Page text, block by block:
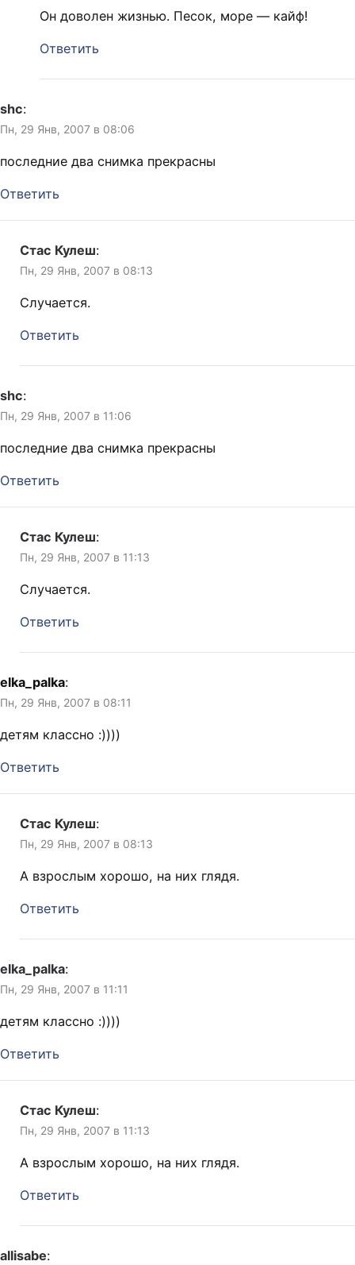
Он доволен жизнью. Песок, море — кайф!
Ответить
shc:
Пн, 29 Янв, 2007 в 08:06
последние два снимка прекрасны
Ответить
Стас Кулеш:
Пн, 29 Янв, 2007 в 08:13
Случается.
Ответить
shc:
Пн, 29 Янв, 2007 в 11:06
последние два снимка прекрасны
Ответить
Стас Кулеш:
Пн, 29 Янв, 2007 в 11:13
Случается.
Ответить
elka_palka:
Пн, 29 Янв, 2007 в 08:11
детям классно :))))
Ответить
Стас Кулеш:
Пн, 29 Янв, 2007 в 08:13
А взрослым хорошо, на них глядя.
Ответить
elka_palka:
Пн, 29 Янв, 2007 в 11:11
детям классно :))))
Ответить
Стас Кулеш:
Пн, 29 Янв, 2007 в 11:13
А взрослым хорошо, на них глядя.
Ответить
allisabe: